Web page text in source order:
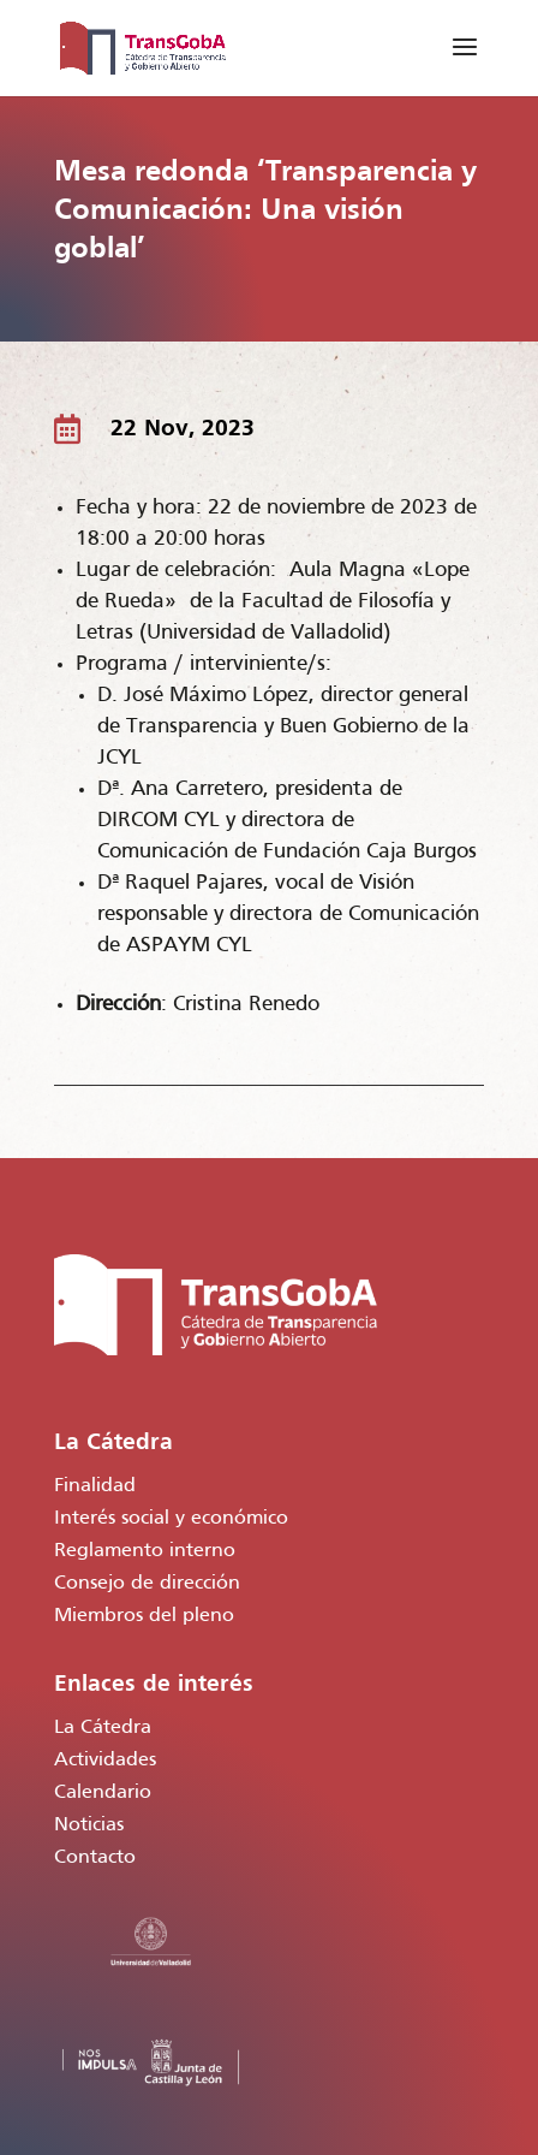
Mesa redonda ‘Transparencia y
Comunicación: Una visión
goblal’
 22 Nov, 2023
Fecha y hora: 22 de noviembre de 2023 de
18:00 a 20:00 horas
Lugar de celebración: Aula Magna «Lope
de Rueda» de la Facultad de Filosofía y
Letras (Universidad de Valladolid)
Programa / interviniente/s:
D. José Máximo López, director general
de Transparencia y Buen Gobierno de la
JCYL
Dª. Ana Carretero, presidenta de
DIRCOM CYL y directora de
Comunicación de Fundación Caja Burgos
Dª Raquel Pajares, vocal de Visión
responsable y directora de Comunicación
de ASPAYM CYL
Dirección: Cristina Renedo
La Cátedra
Finalidad
Interés social y económico
Reglamento interno
Consejo de dirección
Miembros del pleno
Enlaces de interés
La Cátedra
Actividades
Calendario
Noticias
Contacto